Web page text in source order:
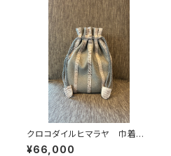
クロコダイルヒマラヤ 巾着バッ
グ イタリアンシュリンクレザー
¥66,000